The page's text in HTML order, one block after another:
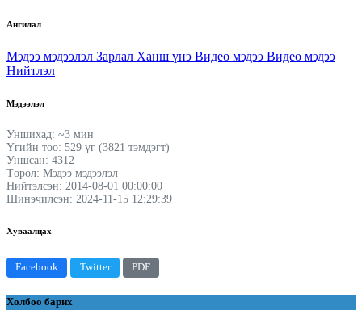
Ангилал
Мэдээ мэдээлэл Зарлал Ханш үнэ Видео мэдээ Видео мэдээ
Нийтлэл
Мэдээлэл
Уншихад: ~3 мин
Үгийн тоо: 529 үг (3821 тэмдэгт)
Уншсан: 4312
Төрөл: Мэдээ мэдээлэл
Нийтэлсэн: 2014-08-01 00:00:00
Шинэчилсэн: 2024-11-15 12:29:39
Хуваалцах
Facebook Twitter PDF
Холбоо барих